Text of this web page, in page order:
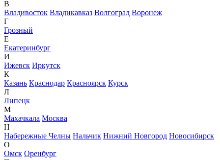
В
Владивосток Владикавказ Волгоград Воронеж
Г
Грозный
Е
Екатеринбург
И
Ижевск Иркутск
К
Казань Краснодар Красноярск Курск
Л
Липецк
М
Махачкала Москва
Н
Набережные Челны Нальчик Нижний Новгород Новосибирск
О
Омск Оренбург